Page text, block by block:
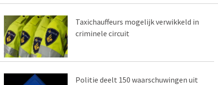
Taxichauffeurs mogelijk verwikkeld in
criminele circuit
Politie deelt 150 waarschuwingen uit